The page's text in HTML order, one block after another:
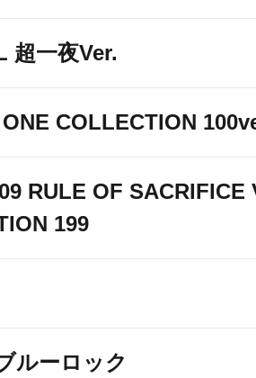
超一夜Ver.
COLLECTION
RULE OF SACRIFICE
199
ルーロック